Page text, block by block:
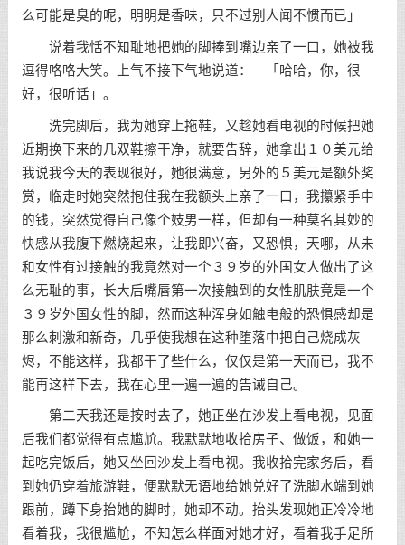
么可能是臭的呢，明明是香味，只不过别人闻不惯而已」
说着我恬不知耻地把她的脚捧到嘴边亲了一口，她被我
逗得咯咯大笑。上气不接下气地说道： 「哈哈，你，很
好，很听话」。
洗完脚后，我为她穿上拖鞋，又趁她看电视的时候把她
近期换下来的几双鞋擦干净，就要告辞，她拿出１０美元给
我说我今天的表现很好，她很满意，另外的５美元是额外奖
赏，临走时她突然抱住我在我额头上亲了一口，我攥紧手中
的钱，突然觉得自己像个妓男一样，但却有一种莫名其妙的
快感从我腹下燃烧起来，让我即兴奋，又恐惧，天哪，从未
和女性有过接触的我竟然对一个３９岁的外国女人做出了这
么无耻的事，长大后嘴唇第一次接触到的女性肌肤竟是一个
３９岁外国女性的脚，然而这种浑身如触电般的恐惧感却是
那么刺激和新奇，几乎使我想在这种堕落中把自己烧成灰
烬，不能这样，我都干了些什么，仅仅是第一天而已，我不
能再这样下去，我在心里一遍一遍的告诫自己。
第二天我还是按时去了，她正坐在沙发上看电视，见面
后我们都觉得有点尴尬。我默默地收拾房子、做饭，和她一
起吃完饭后，她又坐回沙发上看电视。我收拾完家务后，看
到她仍穿着旅游鞋，便默默无语地给她兑好了洗脚水端到她
跟前，蹲下身抬她的脚时，她却不动。抬头发现她正冷冷地
看着我，我很尴尬，不知怎么样面对她才好，看着我手足所